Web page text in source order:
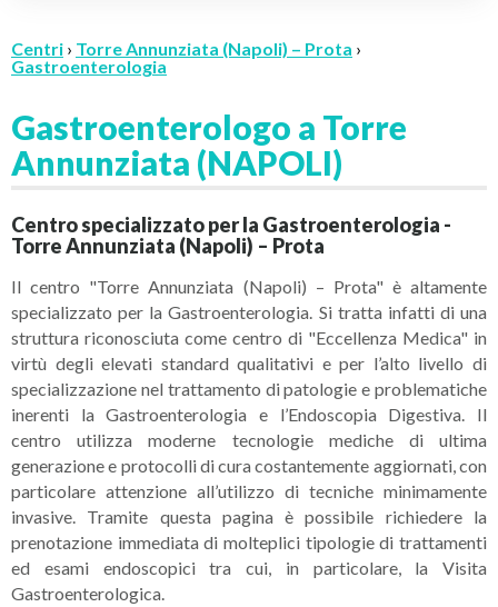
Centri › Torre Annunziata (Napoli) – Prota ›
Gastroenterologia
Gastroenterologo a Torre
Annunziata (NAPOLI)
Centro specializzato per la Gastroenterologia -
Torre Annunziata (Napoli) – Prota
Il centro "Torre Annunziata (Napoli) – Prota" è altamente
specializzato per la Gastroenterologia. Si tratta infatti di una
struttura riconosciuta come centro di "Eccellenza Medica" in
virtù degli elevati standard qualitativi e per l’alto livello di
specializzazione nel trattamento di patologie e problematiche
inerenti la Gastroenterologia e l’Endoscopia Digestiva. Il
centro utilizza moderne tecnologie mediche di ultima
generazione e protocolli di cura costantemente aggiornati, con
particolare attenzione all’utilizzo di tecniche minimamente
invasive. Tramite questa pagina è possibile richiedere la
prenotazione immediata di molteplici tipologie di trattamenti
ed esami endoscopici tra cui, in particolare, la Visita
Gastroenterologica.